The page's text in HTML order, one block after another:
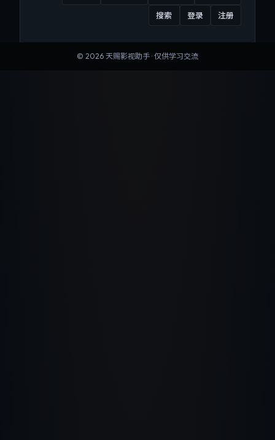
搜索 登录 注册
© 2026 天赐影视助手 · 仅供学习交流